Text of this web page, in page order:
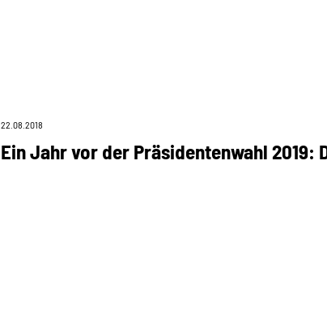
22.08.2018
Ein Jahr vor der Präsidentenwahl